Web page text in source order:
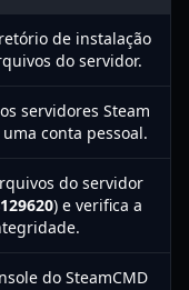
de instalação
do servidor.
servidores Steam
conta pessoal.
do servidor
) e verifica a
do SteamCMD